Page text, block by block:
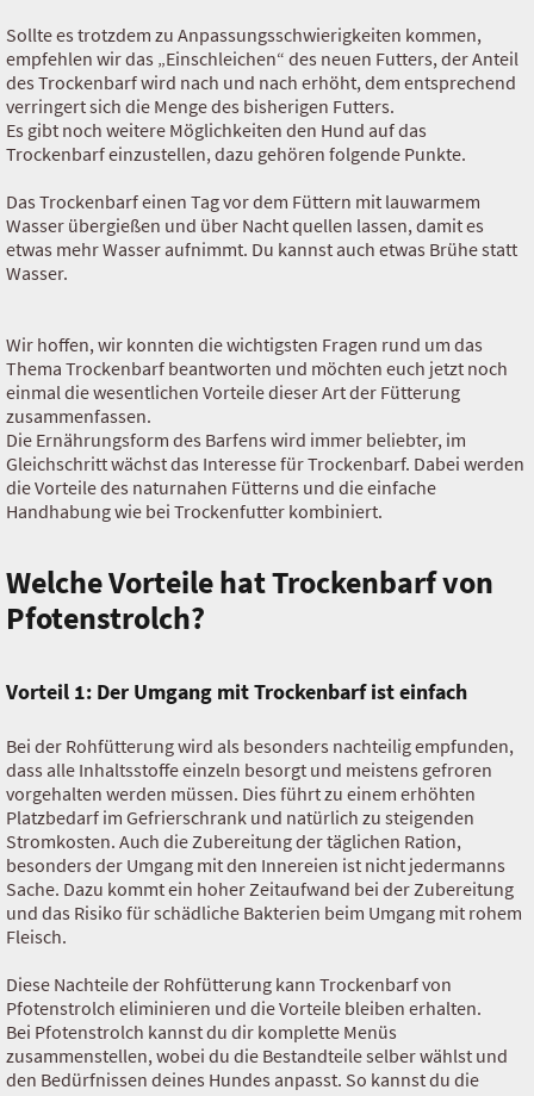
Sollte es trotzdem zu Anpassungsschwierigkeiten kommen,
empfehlen wir das „Einschleichen“ des neuen Futters, der Anteil
des Trockenbarf wird nach und nach erhöht, dem entsprechend
verringert sich die Menge des bisherigen Futters.
Es gibt noch weitere Möglichkeiten den Hund auf das
Trockenbarf einzustellen, dazu gehören folgende Punkte.
Das Trockenbarf einen Tag vor dem Füttern mit lauwarmem
Wasser übergießen und über Nacht quellen lassen, damit es
etwas mehr Wasser aufnimmt. Du kannst auch etwas Brühe statt
Wasser.
Wir hoffen, wir konnten die wichtigsten Fragen rund um das
Thema Trockenbarf beantworten und möchten euch jetzt noch
einmal die wesentlichen Vorteile dieser Art der Fütterung
zusammenfassen.
Die Ernährungsform des Barfens wird immer beliebter, im
Gleichschritt wächst das Interesse für Trockenbarf. Dabei werden
die Vorteile des naturnahen Fütterns und die einfache
Handhabung wie bei Trockenfutter kombiniert.
Welche Vorteile hat Trockenbarf von
Pfotenstrolch?
Vorteil 1: Der Umgang mit Trockenbarf ist einfach
Bei der Rohfütterung wird als besonders nachteilig empfunden,
dass alle Inhaltsstoffe einzeln besorgt und meistens gefroren
vorgehalten werden müssen. Dies führt zu einem erhöhten
Platzbedarf im Gefrierschrank und natürlich zu steigenden
Stromkosten. Auch die Zubereitung der täglichen Ration,
besonders der Umgang mit den Innereien ist nicht jedermanns
Sache. Dazu kommt ein hoher Zeitaufwand bei der Zubereitung
und das Risiko für schädliche Bakterien beim Umgang mit rohem
Fleisch.
Diese Nachteile der Rohfütterung kann Trockenbarf von
Pfotenstrolch eliminieren und die Vorteile bleiben erhalten.
Bei Pfotenstrolch kannst du dir komplette Menüs
zusammenstellen, wobei du die Bestandteile selber wählst und
den Bedürfnissen deines Hundes anpasst. So kannst du die